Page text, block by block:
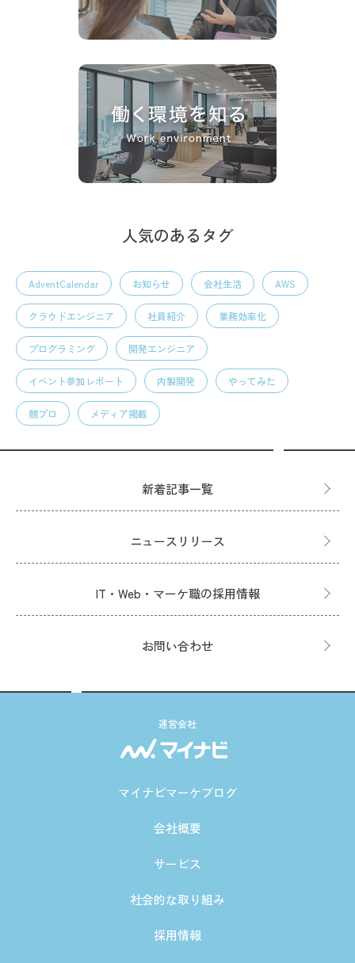
人気のあるタグ
AdventCalendar お知らせ 会社生活 AWS
クラウドエンジニア 社員紹介 業務効率化
プログラミング 開発エンジニア
イベント参加レポート 内製開発 やってみた
競プロ メディア掲載
新着記事一覧
ニュースリリース
IT・Web・マーケ職の採用情報
お問い合わせ
運営会社
マイナビマーケブログ
会社概要
サービス
社会的な取り組み
採用情報